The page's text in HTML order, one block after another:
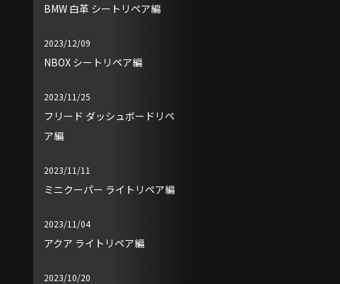
BMW 白革 シートリペア編
2023/12/09
NBOX シートリペア編
2023/11/25
フリード ダッシュボードリペ
ア編
2023/11/11
ミニクーパー ライトリペア編
2023/11/04
アクア ライトリペア編
2023/10/20